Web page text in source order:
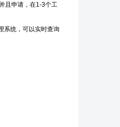
且申请，在1-3个工
系统，可以实时查询